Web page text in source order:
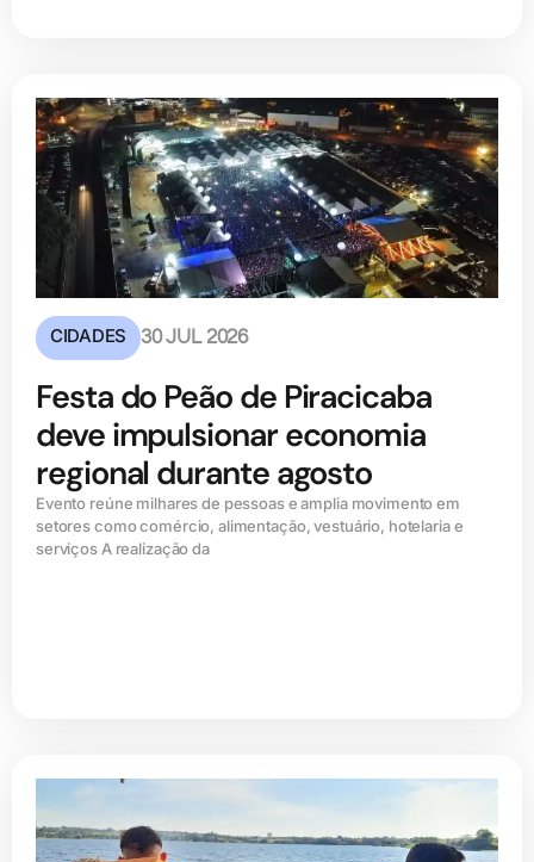
CIDADES 30 JUL 2026
Festa do Peão de Piracicaba
deve impulsionar economia
regional durante agosto
Evento reúne milhares de pessoas e amplia movimento em
setores como comércio, alimentação, vestuário, hotelaria e
serviços A realização da